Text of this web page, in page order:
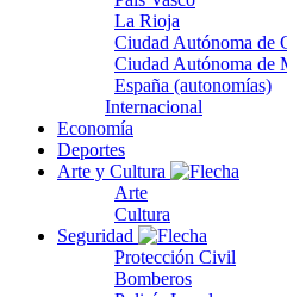
La Rioja
Ciudad Autónoma de
Ciudad Autónoma de
España (autonomías)
Internacional
Economía
Deportes
Arte y Cultura
Arte
Cultura
Seguridad
Protección Civil
Bomberos